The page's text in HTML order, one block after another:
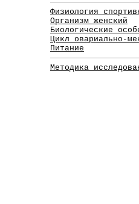
Физиология
Организм женский
Биологические
Цикл овариально-
Питание
Методика